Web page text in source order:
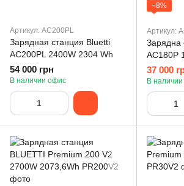
Артикул: AC200PL
Зарядная станция Bluetti
AC200PL 2400W 2304 Wh
54 000 грн
В наличии офис
−8%
Артикул:
Зарядна
AC180P
37 000
В